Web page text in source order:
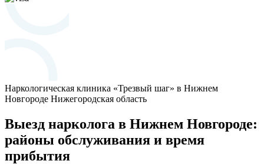
Наркологическая клиника «Трезвый шаг» в Нижнем
Новгороде Нижегородская область
Выезд нарколога в Нижнем Новгороде:
районы обслуживания и время
прибытия